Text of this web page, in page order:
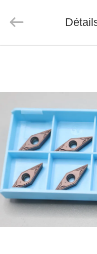
PRODUITS
VIDÉO
À
PROPOS
DE
Advanced
Materials
Rights